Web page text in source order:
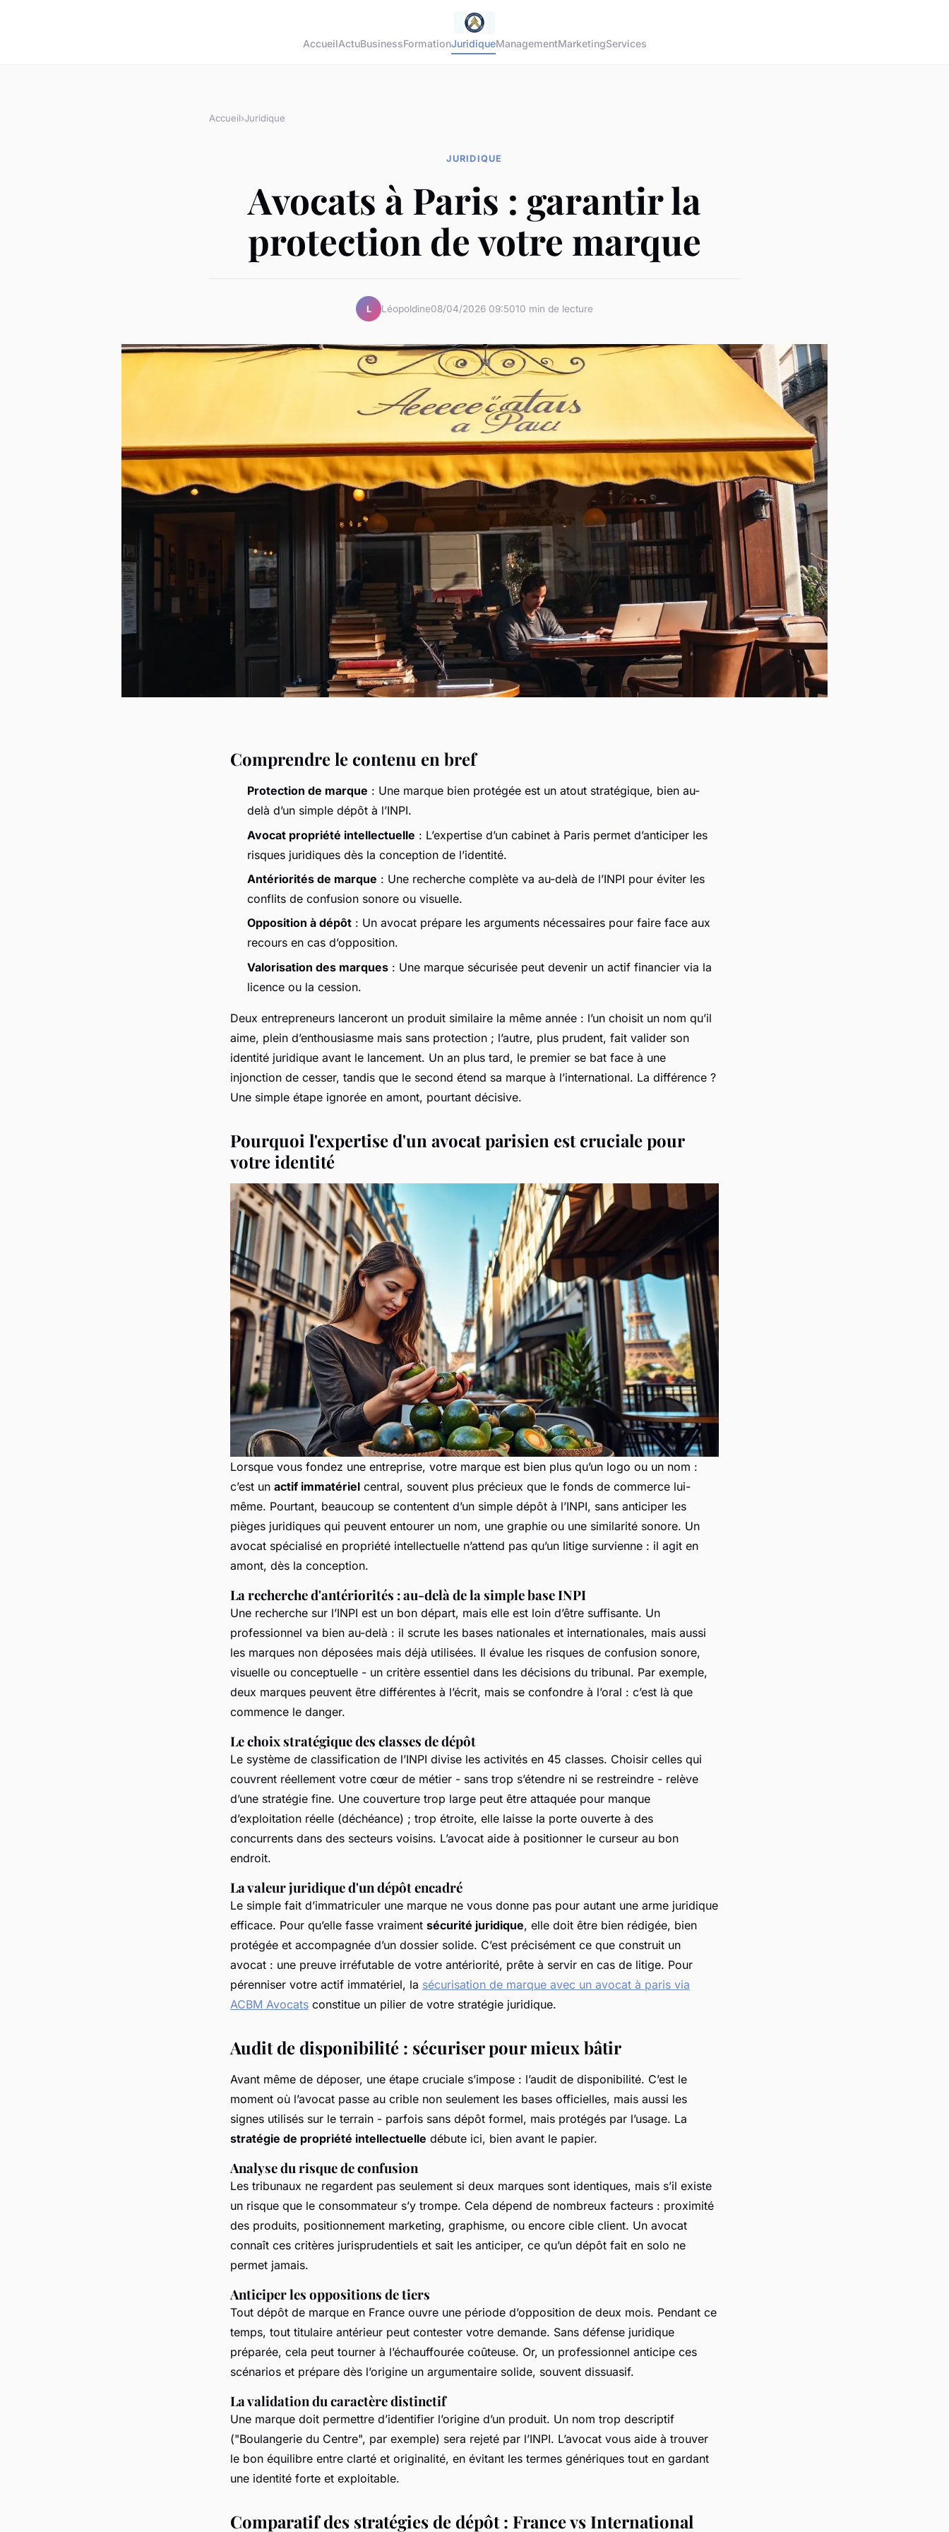
AccueilActuBusinessFormationJuridiqueManagementMarketingServices
Accueil›Juridique
JURIDIQUE
Avocats à Paris : garantir la
protection de votre marque
L Léopoldine08/04/2026 09:5010 min de lecture
Comprendre le contenu en bref
Protection de marque : Une marque bien protégée est un atout stratégique, bien au-
delà d’un simple dépôt à l’INPI.
Avocat propriété intellectuelle : L’expertise d’un cabinet à Paris permet d’anticiper les
risques juridiques dès la conception de l’identité.
Antériorités de marque : Une recherche complète va au-delà de l’INPI pour éviter les
conflits de confusion sonore ou visuelle.
Opposition à dépôt : Un avocat prépare les arguments nécessaires pour faire face aux
recours en cas d’opposition.
Valorisation des marques : Une marque sécurisée peut devenir un actif financier via la
licence ou la cession.
Deux entrepreneurs lanceront un produit similaire la même année : l’un choisit un nom qu’il
aime, plein d’enthousiasme mais sans protection ; l’autre, plus prudent, fait valider son
identité juridique avant le lancement. Un an plus tard, le premier se bat face à une
injonction de cesser, tandis que le second étend sa marque à l’international. La différence ?
Une simple étape ignorée en amont, pourtant décisive.
Pourquoi l'expertise d'un avocat parisien est cruciale pour
votre identité
Lorsque vous fondez une entreprise, votre marque est bien plus qu’un logo ou un nom :
c’est un actif immatériel central, souvent plus précieux que le fonds de commerce lui-
même. Pourtant, beaucoup se contentent d’un simple dépôt à l’INPI, sans anticiper les
pièges juridiques qui peuvent entourer un nom, une graphie ou une similarité sonore. Un
avocat spécialisé en propriété intellectuelle n’attend pas qu’un litige survienne : il agit en
amont, dès la conception.
La recherche d'antériorités : au-delà de la simple base INPI
Une recherche sur l’INPI est un bon départ, mais elle est loin d’être suffisante. Un
professionnel va bien au-delà : il scrute les bases nationales et internationales, mais aussi
les marques non déposées mais déjà utilisées. Il évalue les risques de confusion sonore,
visuelle ou conceptuelle - un critère essentiel dans les décisions du tribunal. Par exemple,
deux marques peuvent être différentes à l’écrit, mais se confondre à l’oral : c’est là que
commence le danger.
Le choix stratégique des classes de dépôt
Le système de classification de l’INPI divise les activités en 45 classes. Choisir celles qui
couvrent réellement votre cœur de métier - sans trop s’étendre ni se restreindre - relève
d’une stratégie fine. Une couverture trop large peut être attaquée pour manque
d’exploitation réelle (déchéance) ; trop étroite, elle laisse la porte ouverte à des
concurrents dans des secteurs voisins. L’avocat aide à positionner le curseur au bon
endroit.
La valeur juridique d'un dépôt encadré
Le simple fait d’immatriculer une marque ne vous donne pas pour autant une arme juridique
efficace. Pour qu’elle fasse vraiment sécurité juridique, elle doit être bien rédigée, bien
protégée et accompagnée d’un dossier solide. C’est précisément ce que construit un
avocat : une preuve irréfutable de votre antériorité, prête à servir en cas de litige. Pour
pérenniser votre actif immatériel, la sécurisation de marque avec un avocat à paris via
ACBM Avocats constitue un pilier de votre stratégie juridique.
Audit de disponibilité : sécuriser pour mieux bâtir
Avant même de déposer, une étape cruciale s’impose : l’audit de disponibilité. C’est le
moment où l’avocat passe au crible non seulement les bases officielles, mais aussi les
signes utilisés sur le terrain - parfois sans dépôt formel, mais protégés par l’usage. La
stratégie de propriété intellectuelle débute ici, bien avant le papier.
Analyse du risque de confusion
Les tribunaux ne regardent pas seulement si deux marques sont identiques, mais s’il existe
un risque que le consommateur s’y trompe. Cela dépend de nombreux facteurs : proximité
des produits, positionnement marketing, graphisme, ou encore cible client. Un avocat
connaît ces critères jurisprudentiels et sait les anticiper, ce qu’un dépôt fait en solo ne
permet jamais.
Anticiper les oppositions de tiers
Tout dépôt de marque en France ouvre une période d’opposition de deux mois. Pendant ce
temps, tout titulaire antérieur peut contester votre demande. Sans défense juridique
préparée, cela peut tourner à l’échauffourée coûteuse. Or, un professionnel anticipe ces
scénarios et prépare dès l’origine un argumentaire solide, souvent dissuasif.
La validation du caractère distinctif
Une marque doit permettre d’identifier l’origine d’un produit. Un nom trop descriptif
("Boulangerie du Centre", par exemple) sera rejeté par l’INPI. L’avocat vous aide à trouver
le bon équilibre entre clarté et originalité, en évitant les termes génériques tout en gardant
une identité forte et exploitable.
Comparatif des stratégies de dépôt : France vs International